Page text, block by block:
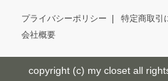
プライバシーポリシー 特定商取引
会社概要
copyright (c) my closet all